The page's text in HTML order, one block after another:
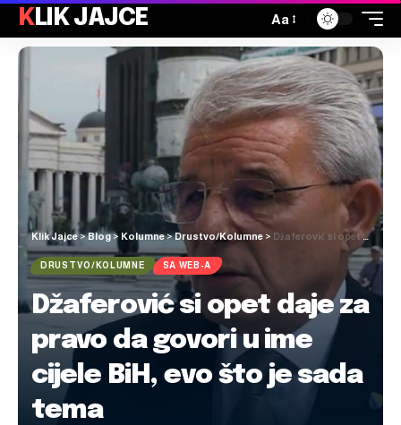
KLIK JAJCE Aa
Klik Jajce>Blog> Kolumne>Drustvo/Kolumne > Džaferović si opet daje za pravo da govori u ime cijele BiH, evo što je sada tema
DRUSTVO/KOLUMNE SA WEB-A
Džaferović si opet daje za
pravo da govori u ime
cijele BiH, evo što je sada
tema